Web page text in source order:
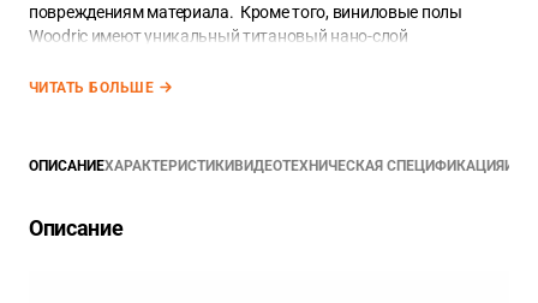
повреждениям материала. Кроме того, виниловые полы
Woodric имеют уникальный титановый нано-слой
царапинам на 30% по сравнению с обычными напольными
упаковке 8 планок (общий метраж упаковки — 2,235 m2)
между цифрами.
ЧИТАТЬ БОЛЬШЕ
ОПИСАНИЕХАРАКТЕРИСТИКИВИДЕОТЕХНИЧЕСКАЯ СПЕЦИФИКАЦИЯ
Описание